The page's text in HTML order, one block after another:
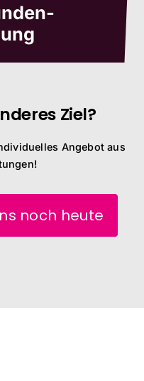
Ziel?
Angebot aus
noch heute